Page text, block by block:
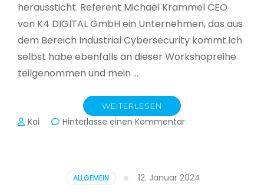
heraussticht. Referent Michael Krammel CEO
von K4 DIGITAL GmbH ein Unternehmen, das aus
dem Bereich Industrial Cybersecurity kommt.Ich
selbst habe ebenfalls an dieser Workshopreihe
teilgenommen und mein …
WEITERLESEN
Kai Hinterlasse einen Kommentarzu
Produktion
ALLGEMEIN 12. Januar 2024